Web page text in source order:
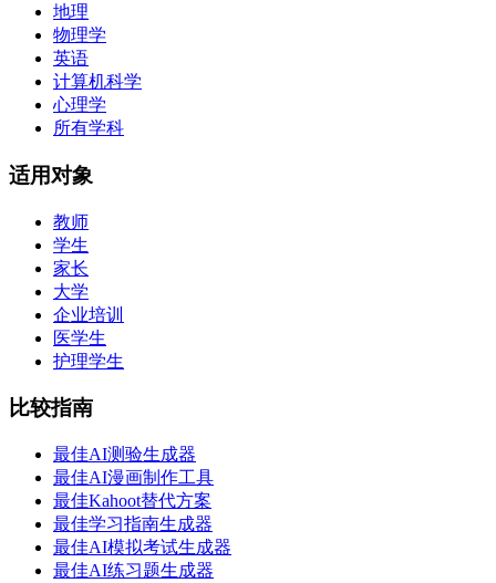
地理
物理学
英语
计算机科学
心理学
所有学科
适用对象
教师
学生
家长
大学
企业培训
医学生
护理学生
比较指南
最佳AI测验生成器
最佳AI漫画制作工具
最佳Kahoot替代方案
最佳学习指南生成器
最佳AI模拟考试生成器
最佳AI练习题生成器